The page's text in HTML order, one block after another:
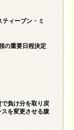
ィーブン・ミ
の重要日程決定
負け分を取り戻
を変更させる腹